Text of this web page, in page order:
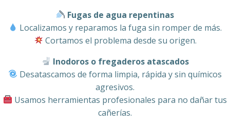
Fugas de agua repentinas
Localizamos y reparamos la fuga sin romper de más.
Cortamos el problema desde su origen.
Inodoros o fregaderos atascados
Desatascamos de forma limpia, rápida y sin químicos
agresivos.
Usamos herramientas profesionales para no dañar tus
cañerías.